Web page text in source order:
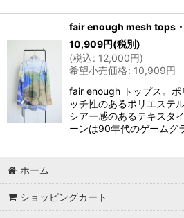
fair enough mesh tops
10,909円(税別)
(税込: 12,000円)
希望小売価格: 10,909円
fair enough トップス。ポ
ッチ性のあるポリエステ
シアー感のあるテキスタ
ーンは90年代のゲームグ
ホーム
ショッピングカート